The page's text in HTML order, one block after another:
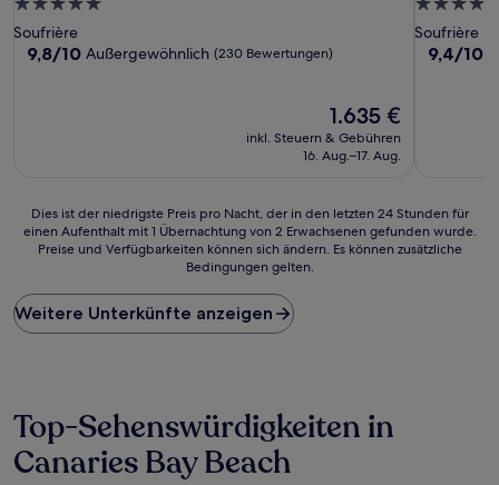
Sterne-
Unterkunft
Soufrière
9.8
9,8/10 Außergewöhnlich (230 Bewertungen)
Der
Preis
beträgt
1.635 €
inkl. Steuern & Gebühren
16. Aug.–17. Aug.
Sterne-
Soufrière
9.4
9,4/10
Dies
ist
Preis
pro
Nacht,
letzten
24 Stunden
für
einen
Dies ist der niedrigste Preis pro Nacht, der in den letzten 24 Stunden für
einen Aufenthalt mit 1 Übernachtung von 2 Erwachsenen gefunden wurde.
Preise und Verfügbarkeiten können sich ändern. Es können zusätzliche
Bedingungen gelten.
Weitere Unterkünfte anzeigen
Top-Sehenswürdigkeiten in
Canaries Bay Beach